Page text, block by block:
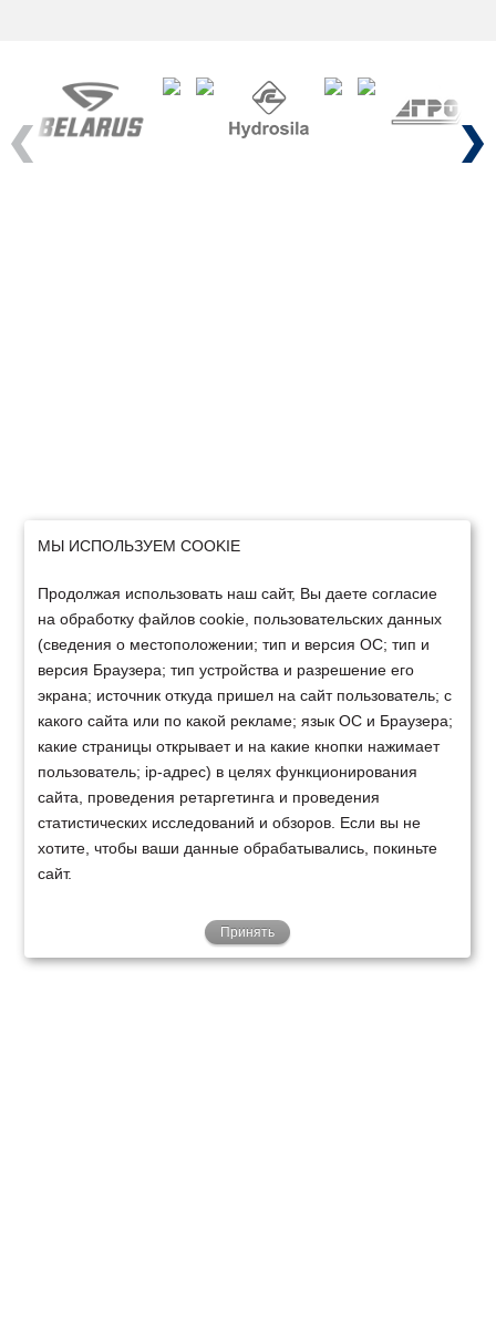
Previous Next
МЫ ИСПОЛЬЗУЕМ COOKIE
Продолжая использовать наш сайт, Вы даете согласие
на обработку файлов cookie, пользовательских данных
(сведения о местоположении; тип и версия ОС; тип и
версия Браузера; тип устройства и разрешение его
экрана; источник откуда пришел на сайт пользователь; с
какого сайта или по какой рекламе; язык ОС и Браузера;
какие страницы открывает и на какие кнопки нажимает
пользователь; ip-адрес) в целях функционирования
сайта, проведения ретаргетинга и проведения
статистических исследований и обзоров. Если вы не
хотите, чтобы ваши данные обрабатывались, покиньте
сайт.
Принять